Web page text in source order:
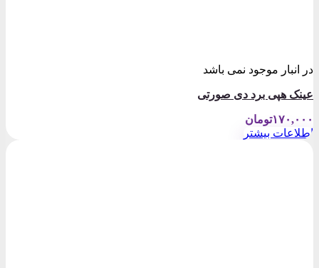
در انبار موجود نمی باشد
عینک هپی برد دی صورتی
۱۷۰,۰۰۰تومان
اطلاعات بیشتر